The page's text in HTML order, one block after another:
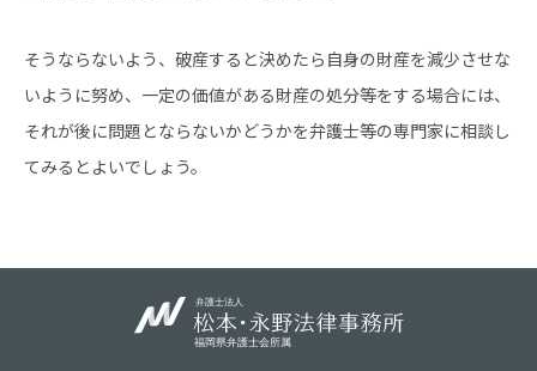
そうならないよう、破産すると決めたら自身の財産を減少させな
いように努め、一定の価値がある財産の処分等をする場合には、
それが後に問題とならないかどうかを弁護士等の専門家に相談し
てみるとよいでしょう。